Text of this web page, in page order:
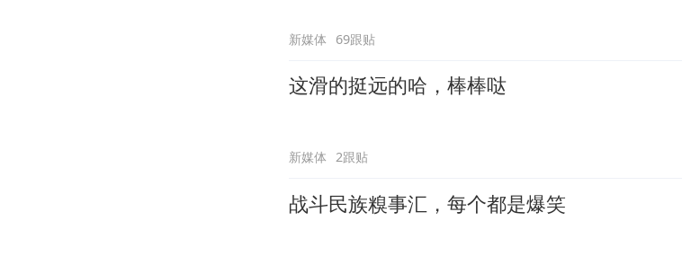
新媒体 69跟贴
这滑的挺远的哈，棒棒哒
新媒体 2跟贴
战斗民族糗事汇，每个都是爆笑